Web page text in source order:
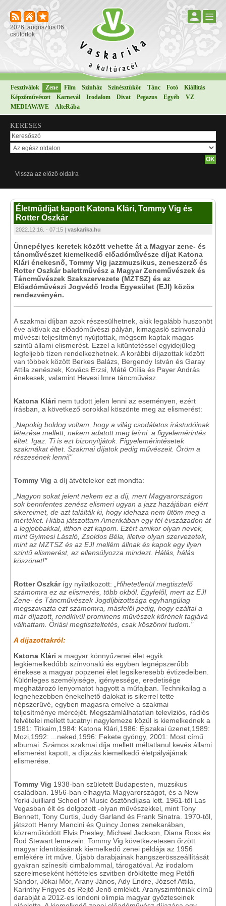
2026. augusztus 06.
csütörtök
Fesztiválok Zene Film Színház Színésztükör Tánc Fotó
Kiállítás
Képzőművészet
Karnevál Irodalom Divat Pegazus Egyéb
VZ
MEDIAWAVE
AlteRába
KERESÉS
Vissza az előző oldalra
Életműdíjat kapott Katona Klári, Tommy Vig és
Rotter Oszkár
2022.12.16. - 07:15 | vaskarika.hu
Ünnepélyes keretek között vehette át a Magyar zene- és
táncművészet kiemelkedő előadóművésze díjat Katona
Klári énekesnő, Tommy Vig jazzmuzsikus, zeneszerző és
Rotter Oszkár balettművész a Magyar Zeneművészek és
Táncművészek Szakszervezete (MZTSZ) és az
Előadóművészi Jogvédő Iroda Egyesület (EJI) közös
rendezvényén.
A szakmai díjban azok részesülhetnek, akik legalább huszonöt
éve aktívak az előadóművészi pályán, kimagasló színvonalú
művészi teljesítményt nyújtottak, mégsem kaptak magas
szintű állami elismerést. Ezzel a kitüntetéssel egyidejűleg
legfeljebb tízen rendelkezhetnek. A korábbi díjazottak között
van többek között Berkes Balázs, Bergendy István és Garay
Attila zenészek, Kovács Erzsi, Máté Otília és Payer András
énekesek, valamint Hevesi Imre táncművész.
Katona Klári nem tudott jelen lenni az eseményen, ezért
írásban, a következő sorokkal köszönte meg az elismerést:
„Napokig boldog voltam, hogy a világ csodálatos írástudóinak
létezése mellett, nekem adatott meg leírni: a figyelemérintés
éltet. Igaz. Ti is ezt bizonyítjátok. Figyelemérintésetek
szakmákat éltet. Szakmai díjatok pedig művészeit. Öröm a
részesének lenni!"
Tommy Vig a díj átvételekor ezt mondta:
„Nagyon sokat jelent nekem ez a díj, mert Magyarországon
sok bennfentes zenész elismeri ugyan a jazz hazájában elért
sikereimet, de azt találták ki, hogy idehaza nem ütöm meg a
mértéket. Hiába játszottam Amerikában egy fél évszázadon át
a legjobbakkal, itthon ezt kapom. Ezért amikor olyan nevek,
mint Gyimesi László, Zsoldos Béla, illetve olyan szervezetek,
mint az MZTSZ és az EJI mellém állnak és kapok egy ilyen
szintű elismerést, az ellensúlyozza mindezt. Hálás, hálás
köszönet!"
Rotter Oszkárígy nyilatkozott: „Hihetetlenül megtisztelő
számomra ez az elismerés, több okból. Egyfelől, mert az EJI
Zene- és Táncművészek Jogdíjbizottsága egyhangúlag
megszavazta ezt számomra, másfelől pedig, hogy ezáltal a
már díjazott, rendkívül prominens művészek körének tagjává
válhattam. Óriási megtiszteltetés, csak köszönni tudom."
A díjazottakról:
Katona Klári a magyar könnyűzenei élet egyik
legkiemelkedőbb színvonalú és egyben legnépszerűbb
énekese a magyar popzenei élet legsikeresebb évtizedeiben.
Különleges személyisége, igényessége, eredetisége
meghatározó lenyomatot hagyott a műfajban. Technikailag a
legnehezebben énekelhető dalokat is sikerrel tette
népszerűvé, egyben magasra emelve a szakmai
teljesítménye mércéjét. Megszámlálhatatlan televíziós, rádiós
felvételei mellett tucatnyi nagylemeze közül is kiemelkednek a
1981: Titkaim,1984: Katona Klári,1986: Éjszakai üzenet,1989:
Mozi,1992: ...neked,1996: Fekete gyöngy, 2001: Most című
albumai. Számos szakmai díja mellett méltatlanul kevés állami
elismerést kapott, a díjazás kiemelkedő életpályájának
elismerése.
Tommy Vig 1938-ban született Budapesten, muzsikus
családban. 1956-ban elhagyta Magyarországot, és a New
Yorki Juilliard School of Music ösztöndíjasa lett. 1961-től Las
Vegasban élt és dolgozott -olyan művészekkel, mint Tony
Bennett, Tony Curtis, Judy Garland és Frank Sinatra. 1970-től,
játszott Henry Mancini és Quincy Jones zenekarában,
közreműködött Elvis Presley, Michael Jackson, Diana Ross és
Rod Stewart lemezein. Tommy Vig következetesen őrzött
magyar identitásának kiemelkedő zenei példája az 1956
emlékére írt műve. Újabb darabjainak hangszerösszeállítását
gyakran színesíti cimbalommal, tárogatóval. Az irodalom
szerelmeseként héttételes szvitben örökítette meg Petőfi
Sándor, Jókai Mór, Arany János, Ady Endre, József Attila,
Karinthy Frigyes és Rejtő Jenő emlékét. Aranyszimfóniák című
darabját a 2012-es londoni olimpia magyar győzteseinek